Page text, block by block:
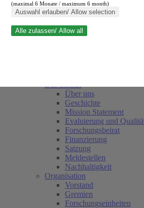
Suche schließen
Über uns
Geschichte
Mission Statement
Evaluierung und
Forschungsbeirat
Finanzierung
Satzung
Meldestellen
Nachhaltigkeit
Organisation
Vorstand
Gremien
Forschungseinheiten
(maximal 6 Monate / maximum 6 month)
Auswahl erlauben/ Allow selection
Alle zulassen/ Allow all